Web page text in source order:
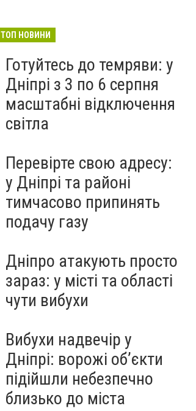
ТОП НОВИНИ
Готуйтесь до темряви: у
Дніпрі з 3 по 6 серпня
масштабні відключення
світла
Перевірте свою адресу:
у Дніпрі та районі
тимчасово припинять
подачу газу
Дніпро атакують просто
зараз: у місті та області
чути вибухи
Вибухи надвечір у
Дніпрі: ворожі об’єкти
підійшли небезпечно
близько до міста